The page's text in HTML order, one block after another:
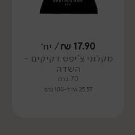
17.90
₪/ יח׳
מקלוני צ'יפס דקיקים -
השדה
70 גרם
25.57 ₪ ל-100 גרם